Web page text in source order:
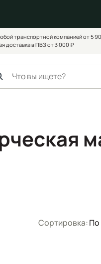
транспортной компанией от 5
доставка в ПВЗ от 3 000 ₽
Сортировка: